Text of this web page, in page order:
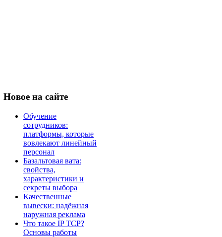
Новое на сайте
Обучение
сотрудников:
платформы, которые
вовлекают линейный
персонал
Базальтовая вата:
свойства,
характеристики и
секреты выбора
Качественные
вывески: надёжная
наружная реклама
Что такое IP TCP?
Основы работы